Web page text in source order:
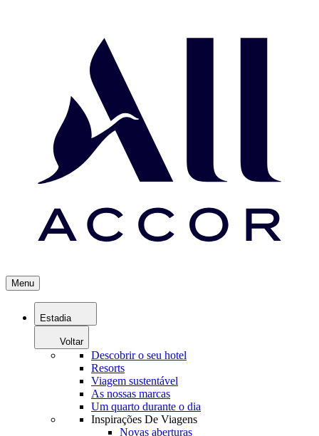
Menu
Estadia
Voltar
Descobrir o seu hotel
Resorts
Viagem sustentável
As nossas marcas
Um quarto durante o dia
Inspirações De Viagens
Novas aberturas